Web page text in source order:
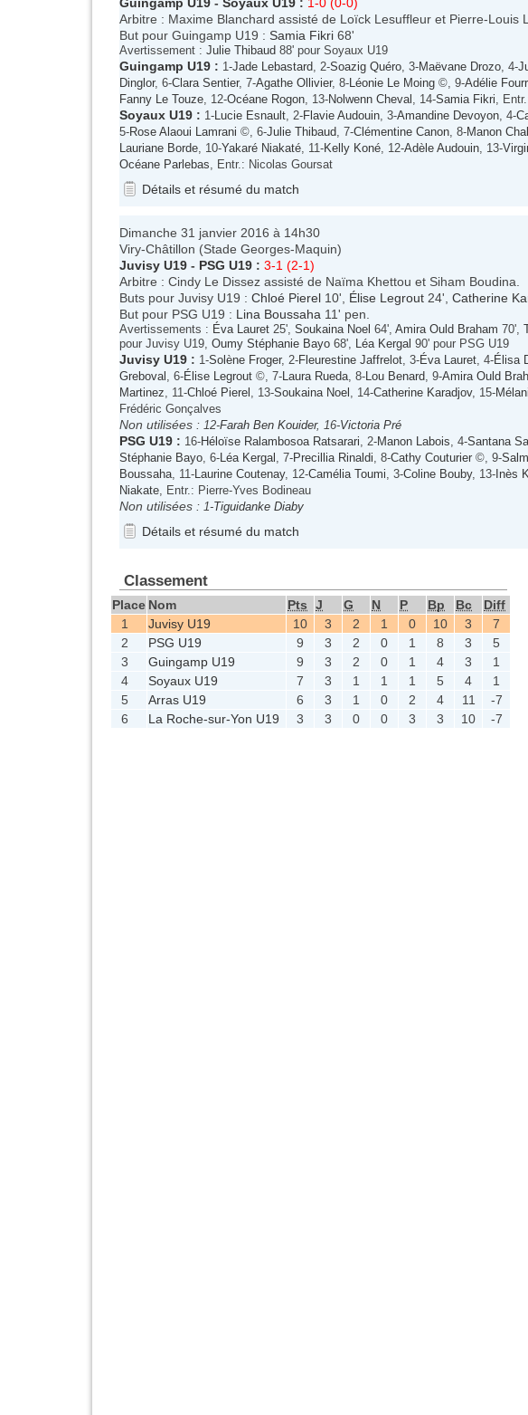
Arbitre : Maxime Blanchard assisté de Loïck Lesuffleur et Pierre-Louis
But pour Guingamp U19 : Samia Fikri 68'
Avertissement : Julie Thibaud 88' pour Soyaux U19
Guingamp U19 : 1-Jade Lebastard , 2-Soazig Quéro , 3-Maëvane Drozo , 4-
Dinglor, 6-Clara Sentier, 7-Agathe Ollivier, 8- Léonie Le Moing ©, 9-Adélie
Fanny Le Touze , 12-Océane Rogon , 13-Nolwenn Cheval , 14-Samia Fikri ,
Soyaux U19 : 1- Lucie Esnault , 2-Flavie Audouin , 3-Amandine Devoyon , 4-
5-Rose Alaoui Lamrani ©, 6-Julie Thibaud , 7-Clémentine Canon , 8-Manon
Lauriane Borde , 10-Yakaré Niakaté , 11-Kelly Koné , 12-Adèle Audouin , 13-
Océane Parlebas , Entr.: Nicolas Goursat
Détails et résumé du match
Dimanche 31 janvier 2016 à 14h30
Viry-Châtillon (Stade Georges-Maquin)
Juvisy U19 - PSG U19 : 3-1 (2-1)
Arbitre : Cindy Le Dissez assisté de Naïma Khettou et Siham Boudina.
Buts pour Juvisy U19 : Chloé Pierel 10', Élise Legrout 24', Catherine
But pour PSG U19 : Lina Boussaha 11' pen.
Avertissements : Éva Lauret 25', Soukaina Noel 64', Amira Ould Braham 70',
pour Juvisy U19, Oumy Stéphanie Bayo 68', Léa Kergal 90' pour PSG U19
Juvisy U19 : 1-Solène Froger, 2-Fleurestine Jaffrelot , 3-Éva Lauret , 4-Élisa
Greboval
, 6-Élise Legrout ©, 7- Laura Rueda , 8- Lou Benard , 9-Amira Ould
Martinez , 11-Chloé Pierel , 13-Soukaina Noel , 14-Catherine Karadjov, 15-
Frédéric Gonçalves
Non utilisées : 12-Farah Ben Kouider, 16-Victoria Pré
PSG U19 : 16-Héloïse Ralambosoa Ratsarari , 2-Manon Labois , 4-Santana
Stéphanie Bayo , 6- Léa Kergal , 7-Precillia Rinaldi , 8-Cathy Couturier ©, 9-
Boussaha , 11- Laurine Coutenay, 12-Camélia Toumi , 3-Coline Bouby, 13- Inès
Niakate , Entr.: Pierre-Yves Bodineau
Non utilisées : 1-Tiguidanke Diaby
Détails et résumé du match
Classement
Place Nom Pts J G N P Bp Bc
Diff
1
Juvisy U19 10 3 2 1 0 10 3
7
2
PSG U19 9 3 2 0 1 8 3
5
3
Guingamp U19 9 3 2 0 1 4 3
1
4
Soyaux U19 7 3 1 1 1 5 4
1
5
Arras U19 6 3 1 0 2 4 11
-7
6
La Roche-sur-Yon U19 3 3 0 0 3 3 10 -7